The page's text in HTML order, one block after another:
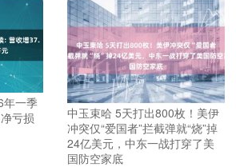
年一季
亏损
中玉束哈 5天打出800枚！美伊
冲突仅“爱国者”拦截弹就“烧”掉
24亿美元，中东一战打穿了美
国防空家底